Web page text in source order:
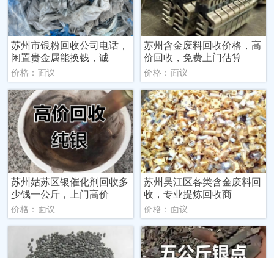
苏州市银粉回收公司电话，
闲置贵金属能换钱，诚
价格：面议
苏州含金废料回收价格，高
价回收，免费上门估算
价格：面议
苏州姑苏区银催化剂回收多
少钱一公斤，上门高价
价格：面议
苏州吴江区各类含金废料回
收，专业提炼回收商
价格：面议